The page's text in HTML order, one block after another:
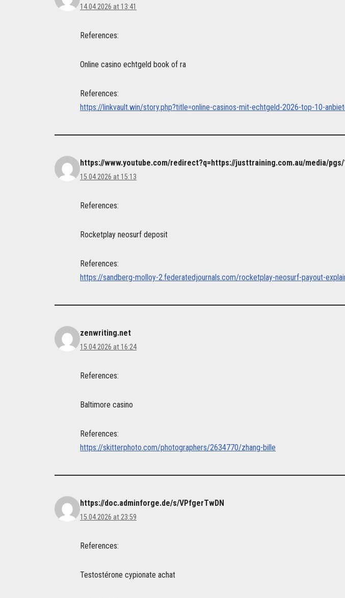
14.04.2026 at 13:41
References:
Online casino echtgeld book of ra
References:
https://linkvault.win/story.php?title=online-casinos-mit-echtgeld-2026-top-10-
https://www.youtube.com/redirect?q=https://justtraining.com.au/media/
15.04.2026 at 15:13
References:
Rocketplay neosurf deposit
References:
https://sandberg-molloy-2.federatedjournals.com/rocketplay-neosurf-payout-
zenwriting.net
15.04.2026 at 16:24
References:
Baltimore casino
References:
https://skitterphoto.com/photographers/2634770/zhang-bille
https://doc.adminforge.de/s/VPfgerTwDN
15.04.2026 at 23:59
References:
Testostérone cypionate achat